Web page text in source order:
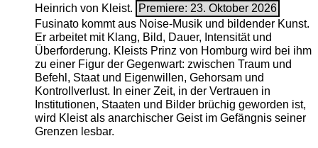
Heinrich von Kleist.
Premiere: 23. Oktober 2026
Fusinato kommt aus Noise-Musik und bildender Kunst.
Er arbeitet mit Klang, Bild, Dauer, Intensität und
Überforderung. Kleists Prinz von Homburg wird bei ihm
zu einer Figur der Gegenwart: zwischen Traum und
Befehl, Staat und Eigenwillen, Gehorsam und
Kontrollverlust. In einer Zeit, in der Vertrauen in
Institutionen, Staaten und Bilder brüchig geworden ist,
wird Kleist als anarchischer Geist im Gefängnis seiner
Grenzen lesbar.